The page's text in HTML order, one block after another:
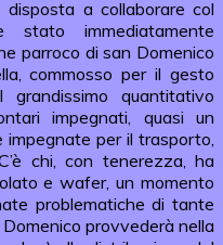
a collaborare col
immediatamente
parroco di san Domenico
commosso per il gesto
quantitativo
impegnati, quasi un
per il trasporto,
chi, con tenerezza, ha
e wafer, un momento
problematiche di tante
provvederà nella